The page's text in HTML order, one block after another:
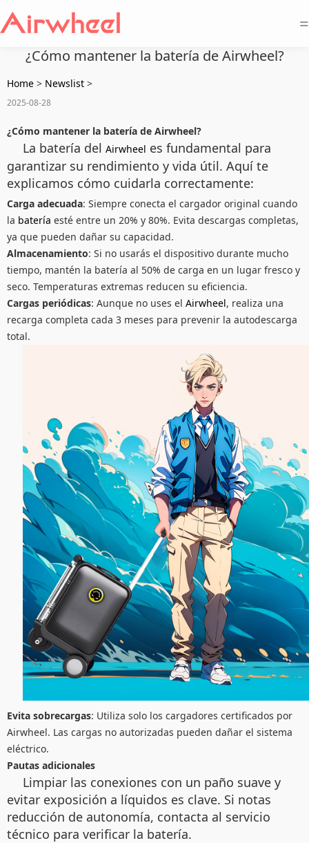
=
¿Cómo mantener la batería de Airwheel?
Home > Newslist >
2025-08-28
¿Cómo mantener la batería de Airwheel?
La batería del Airwheel es fundamental para
garantizar su rendimiento y vida útil. Aquí te
explicamos cómo cuidarla correctamente:
Carga adecuada: Siempre conecta el cargador original cuando
la batería esté entre un 20% y 80%. Evita descargas completas,
ya que pueden dañar su capacidad.
Almacenamiento: Si no usarás el dispositivo durante mucho
tiempo, mantén la batería al 50% de carga en un lugar fresco y
seco. Temperaturas extremas reducen su eficiencia.
Cargas periódicas: Aunque no uses el Airwheel, realiza una
recarga completa cada 3 meses para prevenir la autodescarga
total.
Evita sobrecargas: Utiliza solo los cargadores certificados por
Airwheel. Las cargas no autorizadas pueden dañar el sistema
eléctrico.
Pautas adicionales
Limpiar las conexiones con un paño suave y
evitar exposición a líquidos es clave. Si notas
reducción de autonomía, contacta al servicio
técnico para verificar la batería.